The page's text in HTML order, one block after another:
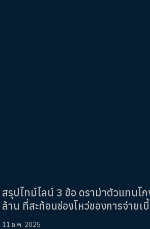
สรุปไทม์ไลน์ 3 ข้อ ดราม่าตัวแทนโ
ล้าน ที่สะท้อนช่องโหว่ของการจ่ายเ
11 ธ.ค. 2025